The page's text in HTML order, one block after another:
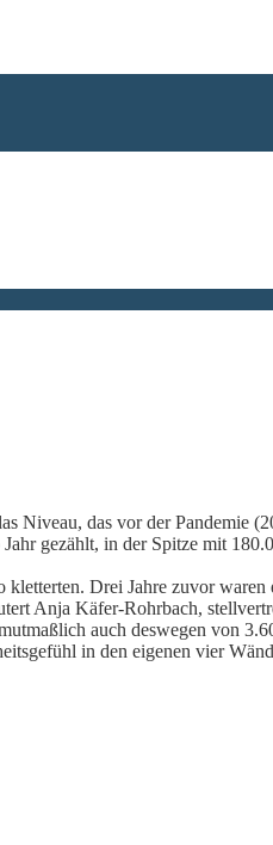
Niveau, das vor der Pandemie
gezählt, in der Spitze mit
Drei Jahre zuvor waren
Anja Käfer-Rohrbach,
auch deswegen von
in den eigenen vier